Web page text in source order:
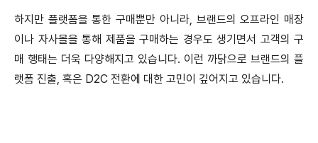
하지만 플랫폼을 통한 구매뿐만 아니라, 브랜드의 오프라인 매장
이나 자사몰을 통해 제품을 구매하는 경우도 생기면서 고객의 구
매 행태는 더욱 다양해지고 있습니다. 이런 까닭으로 브랜드의 플
랫폼 진출, 혹은 D2C 전환에 대한 고민이 깊어지고 있습니다.